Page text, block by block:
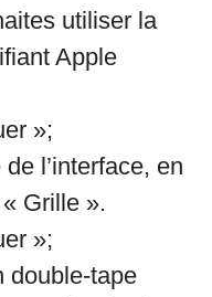
utiliser la
Apple
»;
l’interface, en
Grille ».
»;
double-tape